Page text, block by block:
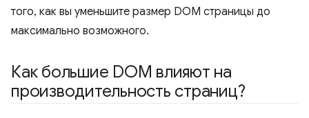
того, как вы уменьшите размер DOM страницы до
максимально возможного.
Как большие DOM влияют на
производительность страниц?